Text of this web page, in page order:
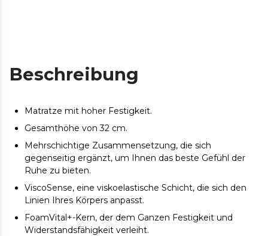
Beschreibung
Matratze mit hoher Festigkeit.
Gesamthöhe von 32 cm.
Mehrschichtige Zusammensetzung, die sich
gegenseitig ergänzt, um Ihnen das beste Gefühl der
Ruhe zu bieten.
ViscoSense, eine viskoelastische Schicht, die sich den
Linien Ihres Körpers anpasst.
FoamVital+-Kern, der dem Ganzen Festigkeit und
Widerstandsfähigkeit verleiht.